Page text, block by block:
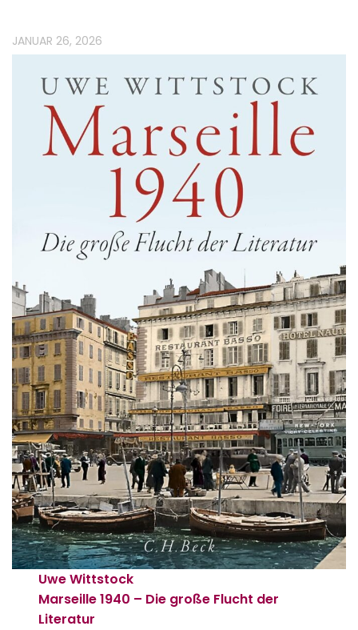
JANUAR 26, 2026
Uwe Wittstock
Marseille 1940 – Die große Flucht der
Literatur